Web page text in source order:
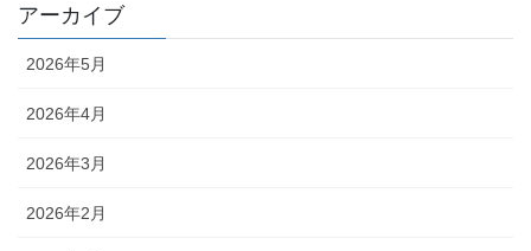
アーカイブ
2026年5月
2026年4月
2026年3月
2026年2月